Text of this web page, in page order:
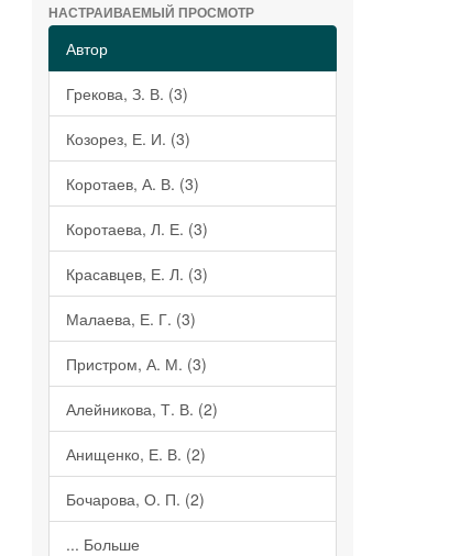
НАСТРАИВАЕМЫЙ ПРОСМОТР
Автор
Грекова, З. В. (3)
Козорез, Е. И. (3)
Коротаев, А. В. (3)
Коротаева, Л. Е. (3)
Красавцев, Е. Л. (3)
Малаева, Е. Г. (3)
Пристром, А. М. (3)
Алейникова, Т. В. (2)
Анищенко, Е. В. (2)
Бочарова, О. П. (2)
... Больше